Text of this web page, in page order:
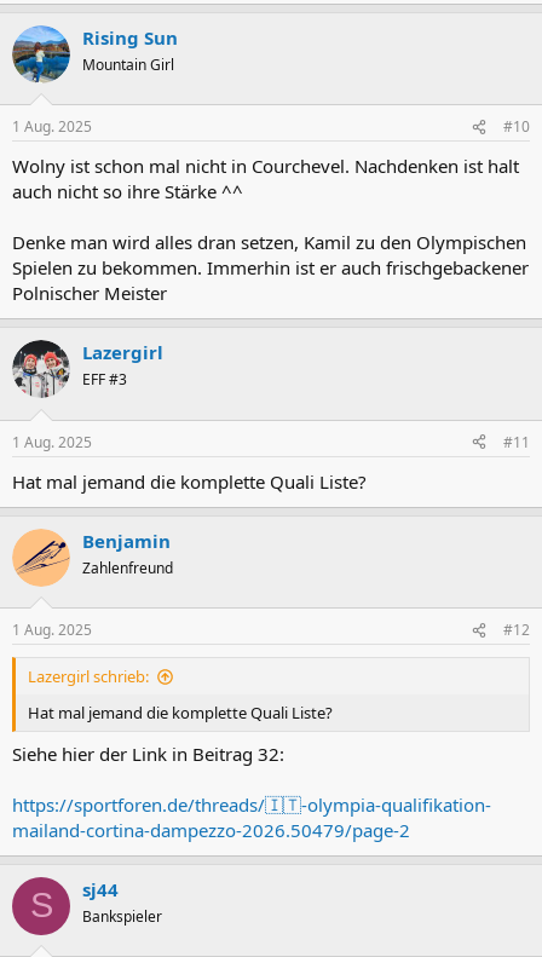
Rising Sun
Mountain Girl
1 Aug. 2025 #10
Wolny ist schon mal nicht in Courchevel. Nachdenken ist halt
auch nicht so ihre Stärke ^^
Denke man wird alles dran setzen, Kamil zu den Olympischen
Spielen zu bekommen. Immerhin ist er auch frischgebackener
Polnischer Meister
Lazergirl
EFF #3
1 Aug. 2025 #11
Hat mal jemand die komplette Quali Liste?
Benjamin
Zahlenfreund
1 Aug. 2025 #12
Lazergirl schrieb:
Hat mal jemand die komplette Quali Liste?
Siehe hier der Link in Beitrag 32:
https://sportforen.de/threads/🇮🇹-olympia-qualifikation-
mailand-cortina-dampezzo-2026.50479/page-2
S sj44
Bankspieler